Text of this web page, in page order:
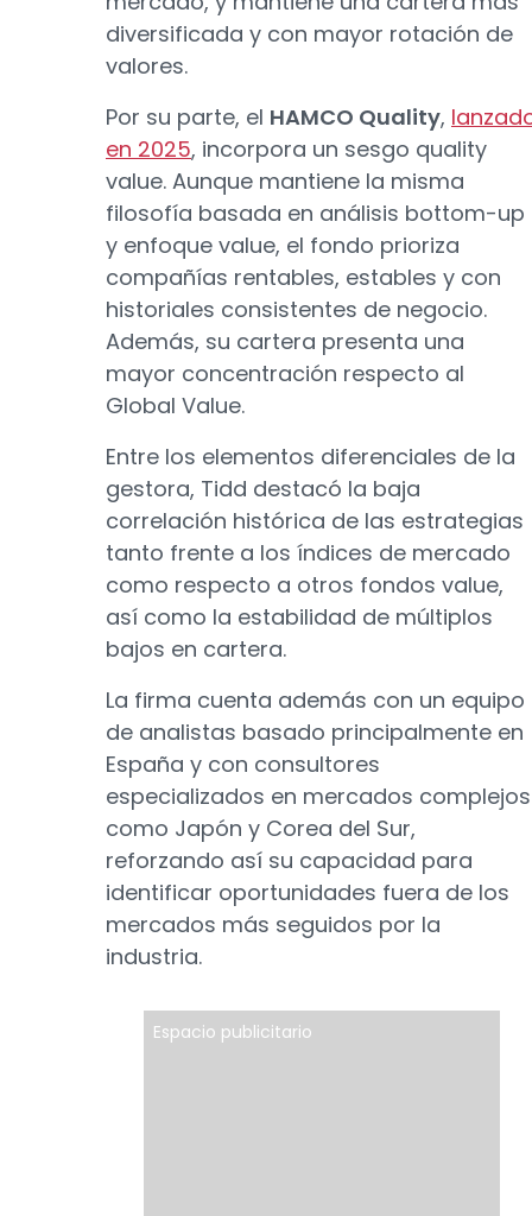
diversificada y con mayor rotación de
valores.
Por su parte, el HAMCO Quality,
en 2025, incorpora un sesgo quality
value. Aunque mantiene la misma
filosofía basada en análisis bottom-up
y enfoque value, el fondo prioriza
compañías rentables, estables y con
historiales consistentes de negocio.
Además, su cartera presenta una
mayor concentración respecto al
Global Value.
Entre los elementos diferenciales de la
gestora, Tidd destacó la baja
correlación histórica de las estrategias
tanto frente a los índices de mercado
como respecto a otros fondos value,
así como la estabilidad de múltiplos
bajos en cartera.
La firma cuenta además con un equipo
de analistas basado principalmente en
España y con consultores
especializados en mercados complejos
como Japón y Corea del Sur,
reforzando así su capacidad para
identificar oportunidades fuera de los
mercados más seguidos por la
industria.
Espacio publicitario